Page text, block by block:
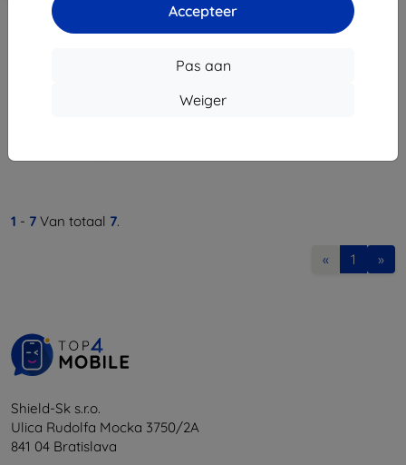
Accepteer
Pas aan
Weiger
3mk FlexibleGlass Hybride
gehard glas voor MyPhone
Hammer Blade Va 5G
1 - 7 Van totaal 7.
« 1 »
Shield-Sk s.r.o.
Ulica Rudolfa Mocka 3750/2A
841 04 Bratislava